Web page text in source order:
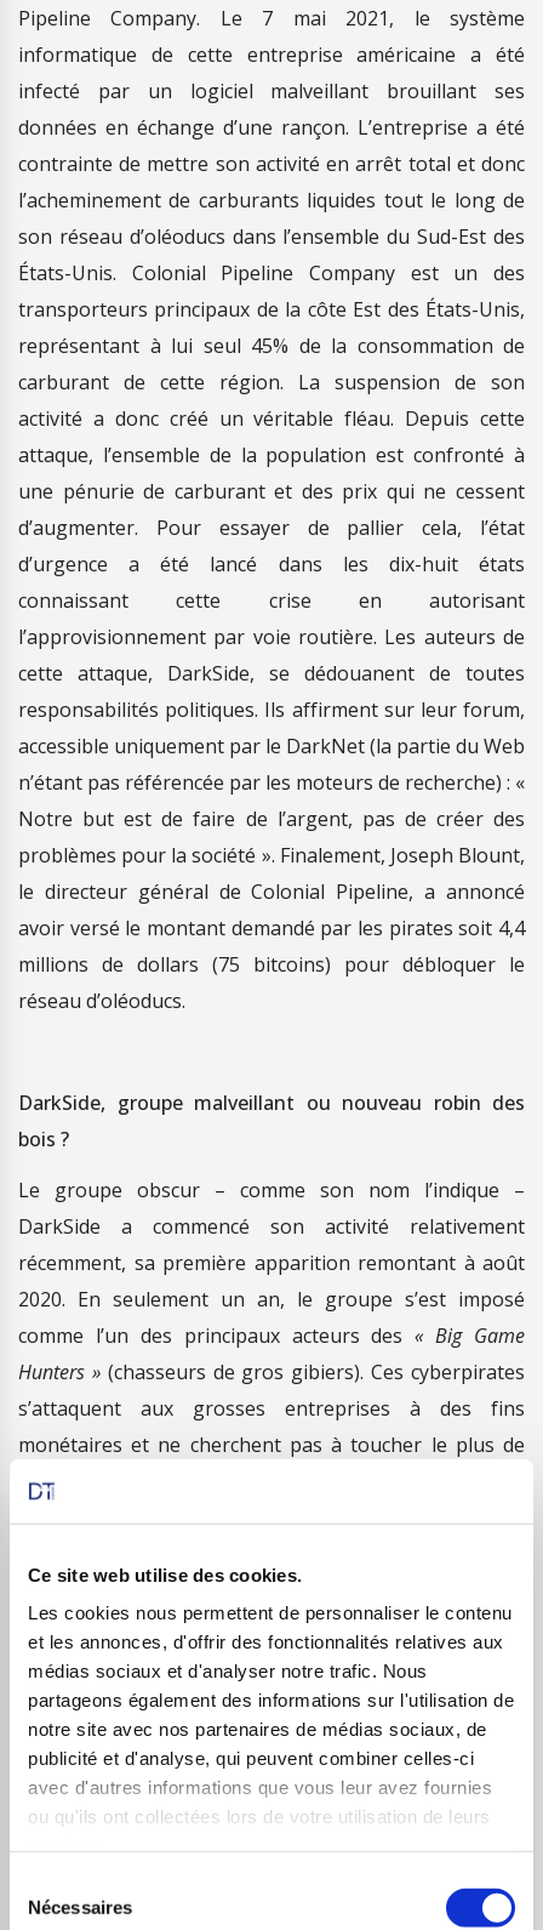
Ce site web utilise des cookies.
Les cookies nous permettent de personnaliser le contenu
et les annonces, d'offrir des fonctionnalités relatives aux
médias sociaux et d'analyser notre trafic. Nous
partageons également des informations sur l'utilisation de
notre site avec nos partenaires de médias sociaux, de
publicité et d'analyse, qui peuvent combiner celles-ci
avec d'autres informations que vous leur avez fournies
ou qu'ils ont collectées lors de votre utilisation de leurs
Nécessaires
Pipeline Company. Le 7 mai 2021, le système
informatique de cette entreprise américaine a été
infecté par un logiciel malveillant brouillant ses
données en échange d’une rançon. L’entreprise a été
contrainte de mettre son activité en arrêt total et donc
l’acheminement de carburants liquides tout le long de
son réseau d’oléoducs dans l’ensemble du Sud-Est des
États-Unis. Colonial Pipeline Company est un des
transporteurs principaux de la côte Est des États-Unis,
représentant à lui seul 45% de la consommation de
carburant de cette région. La suspension de son
activité a donc créé un véritable fléau. Depuis cette
attaque, l’ensemble de la population est confronté à
une pénurie de carburant et des prix qui ne cessent
d’augmenter. Pour essayer de pallier cela, l’état
d’urgence a été lancé dans les dix-huit états
connaissant cette crise en autorisant
l’approvisionnement par voie routière. Les auteurs de
cette attaque, DarkSide, se dédouanent de toutes
responsabilités politiques. Ils affirment sur leur forum,
accessible uniquement par le DarkNet (la partie du Web
n’étant pas référencée par les moteurs de recherche) : «
Notre but est de faire de l’argent, pas de créer des
problèmes pour la société ». Finalement, Joseph Blount,
le directeur général de Colonial Pipeline, a annoncé
avoir versé le montant demandé par les pirates soit 4,4
millions de dollars (75 bitcoins) pour débloquer le
réseau d’oléoducs.
DarkSide, groupe malveillant ou nouveau robin des
bois ?
Le groupe obscur – comme son nom l’indique –
DarkSide a commencé son activité relativement
récemment, sa première apparition remontant à août
2020. En seulement un an, le groupe s’est imposé
comme l’un des principaux acteurs des« Big Game
Hunters »(chasseurs de gros gibiers). Ces cyberpirates
s’attaquent aux grosses entreprises à des fins
monétaires et ne cherchent pas à toucher le plus de
personnes possibles. Ils ont en effet une
« déontologie » leur interdisant de viser les
engagement en complet désaccord si on en juge par le
nombre d’attaques lancées sur des hôpitaux depuis le
début de l’épidémie du Covid-19.
Un des principaux points auquel DarkSide fait attention
est son image. En effet, après l’attaque très
controversée de Colonial Pipeline, le groupe a pris la
parole pour se dédouaner de toutes responsabilités
politiques et affirmer que ce n’était qu’à des fins
monétaires que leurs actions été menées. En octobre